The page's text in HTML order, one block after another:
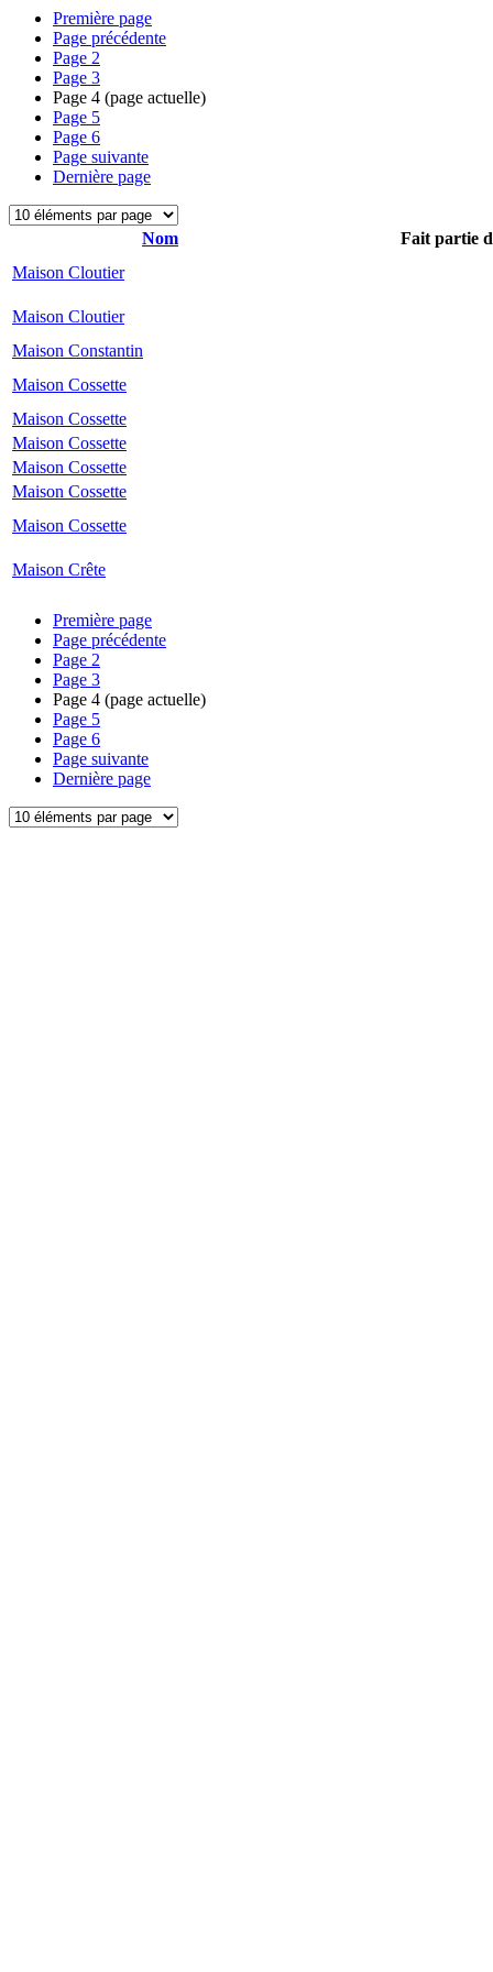
Première page
Page précédente
Page 2
Page 3
Page 4 (page actuelle)
Page 5
Page 6
Page suivante
Dernière page
Nom
Fait partie
Maison Cloutier
Maison Cloutier
Maison Constantin
Maison Cossette
Maison Cossette
Maison Cossette
Maison Cossette
Maison Cossette
Maison Cossette
Maison Crête
Première page
Page précédente
Page 2
Page 3
Page 4 (page actuelle)
Page 5
Page 6
Page suivante
Dernière page